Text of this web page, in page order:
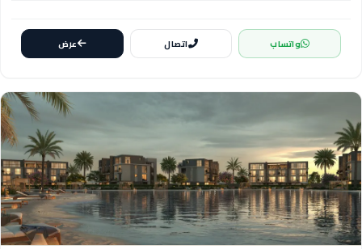
واتساب اتصال عرض